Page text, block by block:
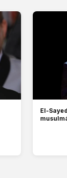
El-